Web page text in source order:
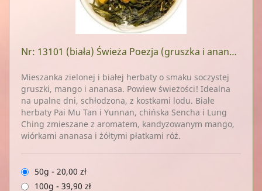
Nr: 13101 (biała) Świeża Poezja (gruszka i ananas)
Mieszanka zielonej i białej herbaty o smaku soczystej
gruszki, mango i ananasa. Powiew świeżości! Idealna
na upalne dni, schłodzona, z kostkami lodu. Białe
herbaty Pai Mu Tan i Yunnan, chińska Sencha i Lung
Ching zmieszane z aromatem, kandyzowanym mango,
wiórkami ananasa i żółtymi płatkami róż.
50g - 20,00 zł
100g - 39,90 zł